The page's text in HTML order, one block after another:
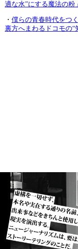
適な水”にする魔法の粉
・ 僕らの青春時代をつ
裏方へまわるドコモの“